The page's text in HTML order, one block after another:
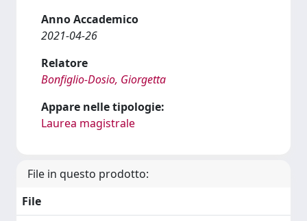
Anno Accademico
2021-04-26
Relatore
Bonfiglio-Dosio, Giorgetta
Appare nelle tipologie:
Laurea magistrale
File in questo prodotto:
File